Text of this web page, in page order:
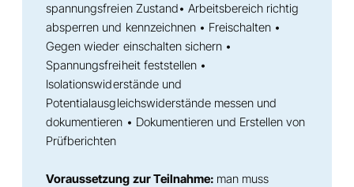
spannungsfreien Zustand• Arbeitsbereich richtig
absperren und kennzeichnen • Freischalten •
Gegen wieder einschalten sichern •
Spannungsfreiheit feststellen •
Isolationswiderstände und
Potentialausgleichswiderstände messen und
dokumentieren • Dokumentieren und Erstellen von
Prüfberichten
Voraussetzung zur Teilnahme: man muss